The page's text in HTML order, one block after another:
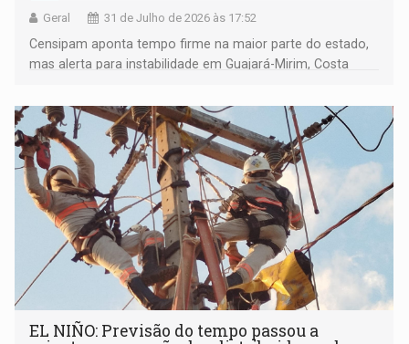
Geral 31 de Julho de 2026 às 17:52
Censipam aponta tempo firme na maior parte do estado,
mas alerta para instabilidade em Guajará-Mirim, Costa
EL NIÑO: Previsão do tempo passou a